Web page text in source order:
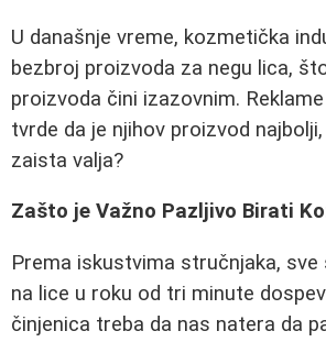
U današnje vreme, kozmetička
bezbroj proizvoda za negu lica,
proizvoda čini izazovnim.
tvrde da je njihov proizvod
zaista valja?
Zašto je Važno Pazljivo Birati
Prema iskustvima stručnjaka,
na lice u roku od tri minute
činjenica treba da nas natera da